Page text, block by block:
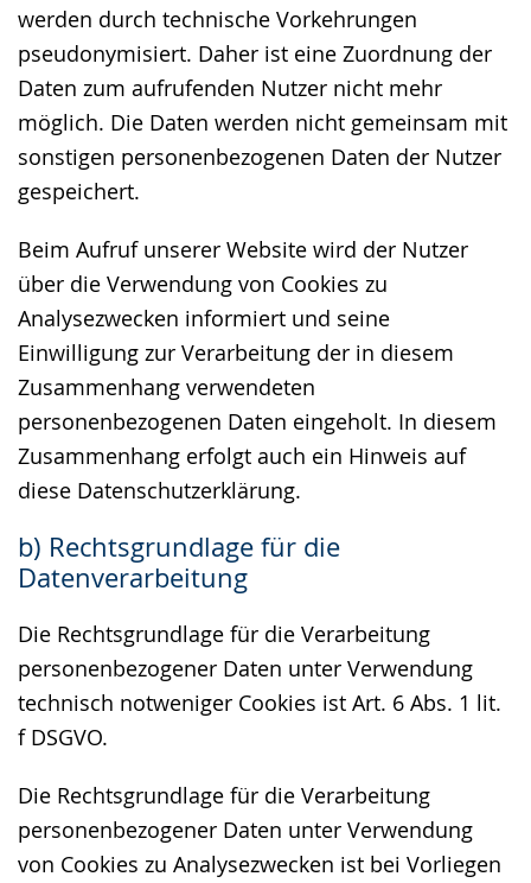
werden durch technische Vorkehrungen
pseudonymisiert. Daher ist eine Zuordnung der
Daten zum aufrufenden Nutzer nicht mehr
möglich. Die Daten werden nicht gemeinsam mit
sonstigen personenbezogenen Daten der Nutzer
gespeichert.
Beim Aufruf unserer Website wird der Nutzer
über die Verwendung von Cookies zu
Analysezwecken informiert und seine
Einwilligung zur Verarbeitung der in diesem
Zusammenhang verwendeten
personenbezogenen Daten eingeholt. In diesem
Zusammenhang erfolgt auch ein Hinweis auf
diese Datenschutzerklärung.
b) Rechtsgrundlage für die
Datenverarbeitung
Die Rechtsgrundlage für die Verarbeitung
personenbezogener Daten unter Verwendung
technisch notweniger Cookies ist Art. 6 Abs. 1 lit.
f DSGVO.
Die Rechtsgrundlage für die Verarbeitung
personenbezogener Daten unter Verwendung
von Cookies zu Analysezwecken ist bei Vorliegen